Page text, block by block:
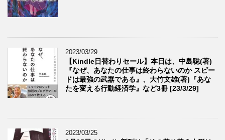
2023/03/29
【Kindle日替わりセール】本日は、中島聡(著)
『なぜ、あなたの仕事は終わらないのか スピー
ドは最強の武器である』、大竹文雄(著)『あな
たを変える行動経済学』など3冊 [23/3/29]
2023/03/25